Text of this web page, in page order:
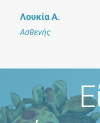
Λουκία Α.
Ασθενής